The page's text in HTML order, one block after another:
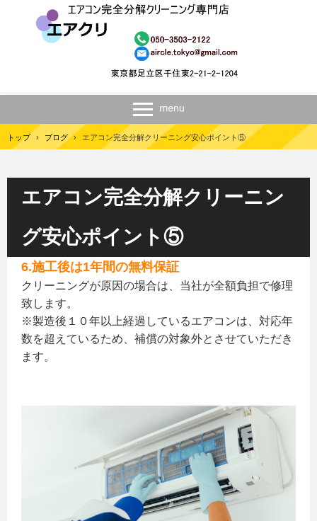
トップ › ブログ › エアコン完全分解クリーニング安心ポイント⑤
エアコン完全分解クリーニン
グ安心ポイント⑤
6.施工後は1年間の無料保証
クリーニングが原因の場合は、当社が全額負担で修理
致します。
※製造後１０年以上経過しているエアコンは、対応年
数を超えているため、補償の対象外とさせていただき
ます。